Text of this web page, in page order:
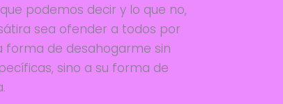
podemos decir y lo que no,
sea ofender a todos por
forma de desahogarme sin
sino a su forma de